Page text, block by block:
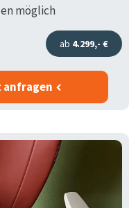
möglich
ab 4.299,- €